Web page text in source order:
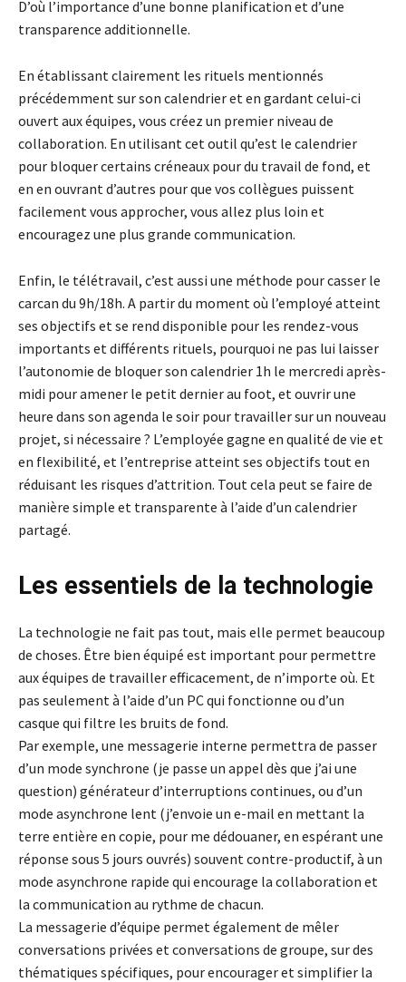
D’où l’importance d’une bonne planification et d’une
transparence additionnelle.
En établissant clairement les rituels mentionnés
précédemment sur son calendrier et en gardant celui-ci
ouvert aux équipes, vous créez un premier niveau de
collaboration. En utilisant cet outil qu’est le calendrier
pour bloquer certains créneaux pour du travail de fond, et
en en ouvrant d’autres pour que vos collègues puissent
facilement vous approcher, vous allez plus loin et
encouragez une plus grande communication.
Enfin, le télétravail, c’est aussi une méthode pour casser le
carcan du 9h/18h. A partir du moment où l’employé atteint
ses objectifs et se rend disponible pour les rendez-vous
importants et différents rituels, pourquoi ne pas lui laisser
l’autonomie de bloquer son calendrier 1h le mercredi après-
midi pour amener le petit dernier au foot, et ouvrir une
heure dans son agenda le soir pour travailler sur un nouveau
projet, si nécessaire ? L’employée gagne en qualité de vie et
en flexibilité, et l’entreprise atteint ses objectifs tout en
réduisant les risques d’attrition. Tout cela peut se faire de
manière simple et transparente à l’aide d’un calendrier
partagé.
Les essentiels de la technologie
La technologie ne fait pas tout, mais elle permet beaucoup
de choses. Être bien équipé est important pour permettre
aux équipes de travailler efficacement, de n’importe où. Et
pas seulement à l’aide d’un PC qui fonctionne ou d’un
casque qui filtre les bruits de fond.
Par exemple, une messagerie interne permettra de passer
d’un mode synchrone (je passe un appel dès que j’ai une
question) générateur d’interruptions continues, ou d’un
mode asynchrone lent (j’envoie un e-mail en mettant la
terre entière en copie, pour me dédouaner, en espérant une
réponse sous 5 jours ouvrés) souvent contre-productif, à un
mode asynchrone rapide qui encourage la collaboration et
la communication au rythme de chacun.
La messagerie d’équipe permet également de mêler
conversations privées et conversations de groupe, sur des
thématiques spécifiques, pour encourager et simplifier la